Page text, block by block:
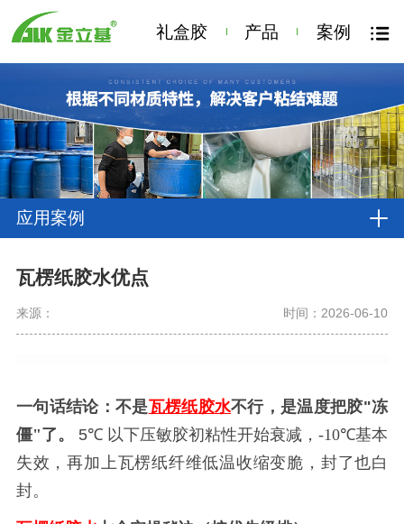
礼盒胶 产品 案例
应用案例
瓦楞纸胶水优点
来源： 时间：2026-06-10
一句话结论：不是瓦楞纸胶水不行，是温度把胶"冻
僵"了。 5℃ 以下压敏胶初粘性开始衰减，-10℃基本
失效，再加上瓦楞纸纤维低温收缩变脆，封了也白
封。